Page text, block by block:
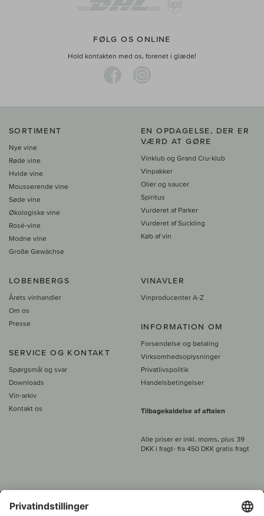
FØLG OS ONLINE
Hold kontakten med os, forenet i glæde!
SORTIMENT
Nye vine
Røde vine
Hvide vine
Mousserende vine
Søde vine
Økologiske vine
Rosé-vine
Modne vine
Große Gewächse
EN OPDAGELSE, DER ER
VÆRD AT GØRE
Vinklub og Grand Cru-klub
Vinpakker
Olier og saucer
Spiritus
Vurderet af Parker
Vurderet af Suckling
Køb af vin
LOBENBERGS
Årets vinhandler
Om os
Presse
SERVICE OG KONTAKT
Spørgsmål og svar
Downloads
Vin-arkiv
Kontakt os
VINAVLER
Vinproducenter A-Z
INFORMATION OM
Forsendelse og betaling
Virksomhedsoplysninger
Privatlivspolitik
Handelsbetingelser
Tilbagekaldelse af aftalen
Alle priser er inkl. moms, plus 39
DKK i fragt- fra 450 DKK gratis fragt